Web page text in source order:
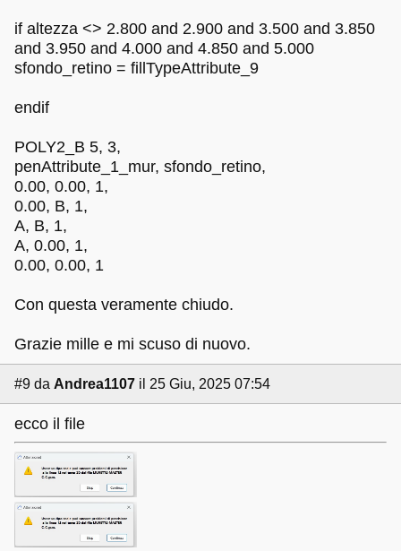
if altezza <> 2.800 and 2.900 and 3.500 and 3.850
and 3.950 and 4.000 and 4.850 and 5.000
sfondo_retino = fillTypeAttribute_9
endif
POLY2_B 5, 3,
penAttribute_1_mur, sfondo_retino,
0.00, 0.00, 1,
0.00, B, 1,
A, B, 1,
A, 0.00, 1,
0.00, 0.00, 1
Con questa veramente chiudo.
Grazie mille e mi scuso di nuovo.
#9 da Andrea1107 il 25 Giu, 2025 07:54
ecco il file